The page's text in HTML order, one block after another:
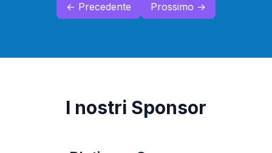
← Precedente Prossimo →
I nostri Sponsor